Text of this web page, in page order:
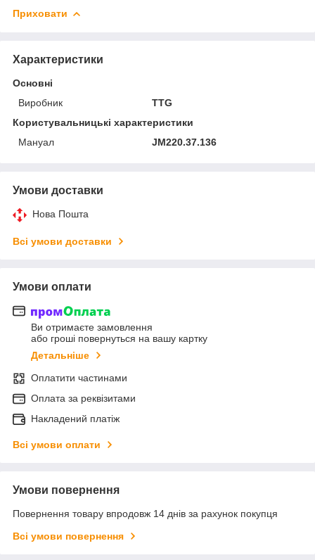
Приховати
Характеристики
Основні
Виробник
TTG
Користувальницькі характеристики
Мануал
JM220.37.136
Умови доставки
Нова Пошта
Всі умови доставки
Умови оплати
Ви отримаєте замовлення
або гроші повернуться на вашу картку
Детальніше
Оплатити частинами
Оплата за реквізитами
Накладений платіж
Всі умови оплати
Умови повернення
Повернення товару впродовж 14 днів за рахунок покупця
Всі умови повернення